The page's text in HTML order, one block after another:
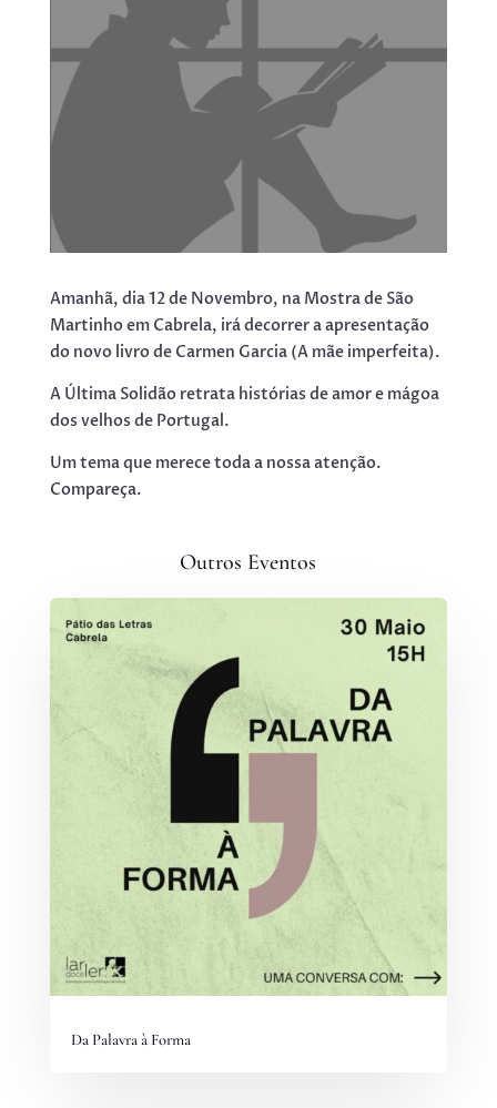
Amanhã, dia 12 de Novembro, na Mostra de São
Martinho em Cabrela, irá decorrer a apresentação
do novo livro de Carmen Garcia (A mãe imperfeita).
A Última Solidão retrata histórias de amor e mágoa
dos velhos de Portugal.
Um tema que merece toda a nossa atenção.
Compareça.
Outros Eventos
Da Palavra à Forma